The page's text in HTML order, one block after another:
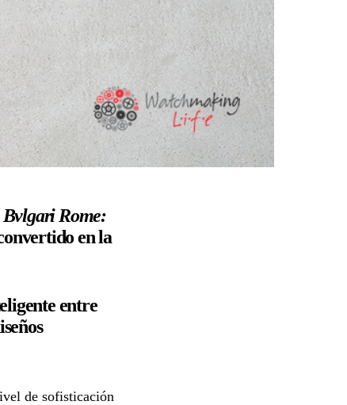
Rome:
en la
entre
de sofisticación